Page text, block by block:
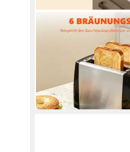
Toaster 2-Scheiben-
Stufen und
UVP49,99 €
in 3-4 Werktagen bei dir